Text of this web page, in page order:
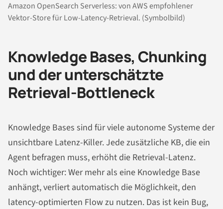
Amazon OpenSearch Serverless: von AWS empfohlener
Vektor-Store für Low-Latency-Retrieval. (Symbolbild)
Knowledge Bases, Chunking
und der unterschätzte
Retrieval-Bottleneck
Knowledge Bases sind für viele autonome Systeme der
unsichtbare Latenz-Killer. Jede zusätzliche KB, die ein
Agent befragen muss, erhöht die Retrieval-Latenz.
Noch wichtiger: Wer mehr als eine Knowledge Base
anhängt, verliert automatisch die Möglichkeit, den
latency-optimierten Flow zu nutzen. Das ist kein Bug,